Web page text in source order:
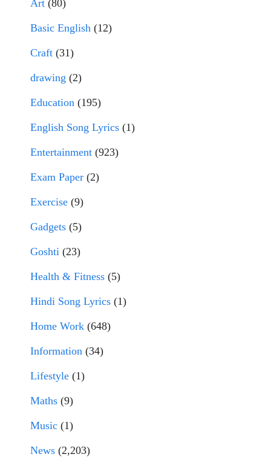
Art (80)
Basic English (12)
Craft (31)
drawing (2)
Education (195)
English Song Lyrics (1)
Entertainment (923)
Exam Paper (2)
Exercise (9)
Gadgets (5)
Goshti (23)
Health & Fitness (5)
Hindi Song Lyrics (1)
Home Work (648)
Information (34)
Lifestyle (1)
Maths (9)
Music (1)
News (2,203)